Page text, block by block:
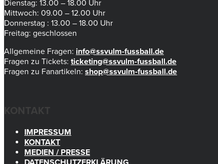
Dienstag: 13.00 – 18.00 Uhr
Mittwoch: 09.00 – 12.00 Uhr
Donnerstag : 13.00 – 18.00 Uhr
Freitag: geschlossen
Allgemeine Fragen: info@ssvulm-fussball.de
Fragen zu Tickets: ticketing@ssvulm-fussball.de
Fragen zu Fanartikeln: shop@ssvulm-fussball.de
KONTAKT
IMPRESSUM
KONTAKT
MEDIEN / PRESSE